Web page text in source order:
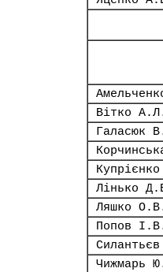
Вітко
Галасюк
Лінько
Ляшко
Попов
Чижмарь